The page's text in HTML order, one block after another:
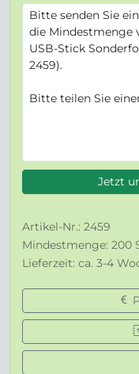
Jetzt
Artikel-Nr.: 2459
Mindestmenge: 200
Lieferzeit: ca. 3-4